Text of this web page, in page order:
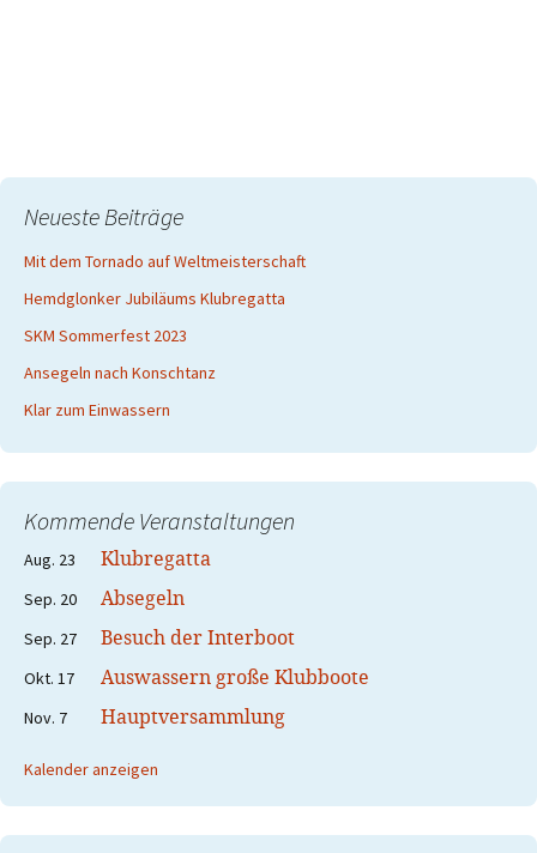
Neueste Beiträge
Mit dem Tornado auf Weltmeisterschaft
Hemdglonker Jubiläums Klubregatta
SKM Sommerfest 2023
Ansegeln nach Konschtanz
Klar zum Einwassern
Kommende Veranstaltungen
Aug. 23 Klubregatta
Sep. 20 Absegeln
Sep. 27 Besuch der Interboot
Okt. 17 Auswassern große Klubboote
Nov. 7 Hauptversammlung
Kalender anzeigen